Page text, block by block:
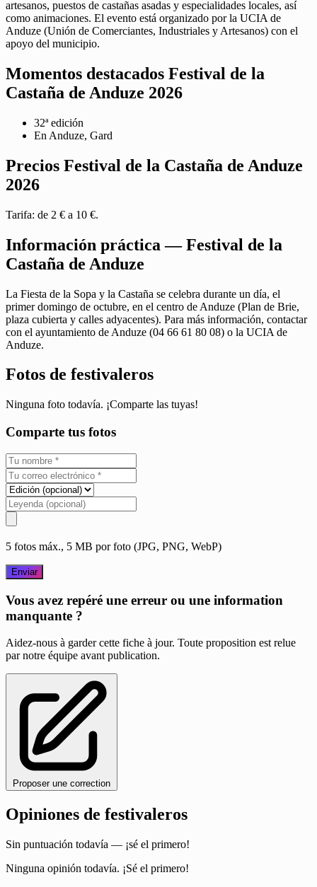
artesanos, puestos de castañas asadas y especialidades locales, así
como animaciones. El evento está organizado por la UCIA de
Anduze (Unión de Comerciantes, Industriales y Artesanos) con el
apoyo del municipio.
Momentos destacados Festival de la
Castaña de Anduze 2026
32ª edición
En Anduze, Gard
Precios Festival de la Castaña de Anduze
2026
Tarifa: de 2 € a 10 €.
Información práctica — Festival de la
Castaña de Anduze
La Fiesta de la Sopa y la Castaña se celebra durante un día, el
primer domingo de octubre, en el centro de Anduze (Plan de Brie,
plaza cubierta y calles adyacentes). Para más información, contactar
con el ayuntamiento de Anduze (04 66 61 80 08) o la UCIA de
Anduze.
Fotos de festivaleros
Ninguna foto todavía. ¡Comparte las tuyas!
Comparte tus fotos
5 fotos máx., 5 MB por foto (JPG, PNG, WebP)
Enviar
Vous avez repéré une erreur ou une information
manquante ?
Aidez-nous à garder cette fiche à jour. Toute proposition est relue
par notre équipe avant publication.
Proposer une correction
Opiniones de festivaleros
Sin puntuación todavía — ¡sé el primero!
Ninguna opinión todavía. ¡Sé el primero!